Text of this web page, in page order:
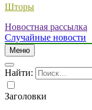
Шторы
Новостная рассылка
Случайные новости
Меню
Найти:
Заголовки